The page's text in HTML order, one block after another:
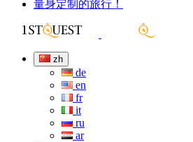
量身定制的旅行！
zh
de
en
fr
it
ru
ar